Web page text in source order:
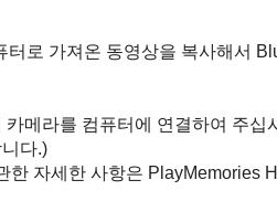
로 가져온 동영상을 복사해서
메라를 컴퓨터에 연결하여 주십
다.)
자세한 사항은 PlayMemories